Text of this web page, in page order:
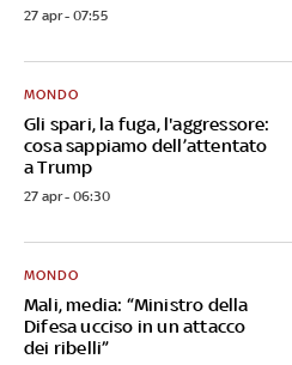
27 apr - 07:55
Gli spari, la fuga, l'aggressore:
cosa sappiamo dell’attentato
a Trump
MONDO
27 apr - 06:30
Mali, media: “Ministro della
Difesa ucciso in un attacco
dei ribelli”
MONDO